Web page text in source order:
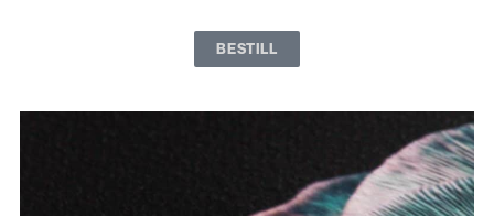
BESTILL